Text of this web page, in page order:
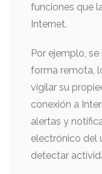
funciones que
Internet.
Por ejemplo,
forma remota,
vigilar su
conexión a
alertas y
electrónico del
detectar